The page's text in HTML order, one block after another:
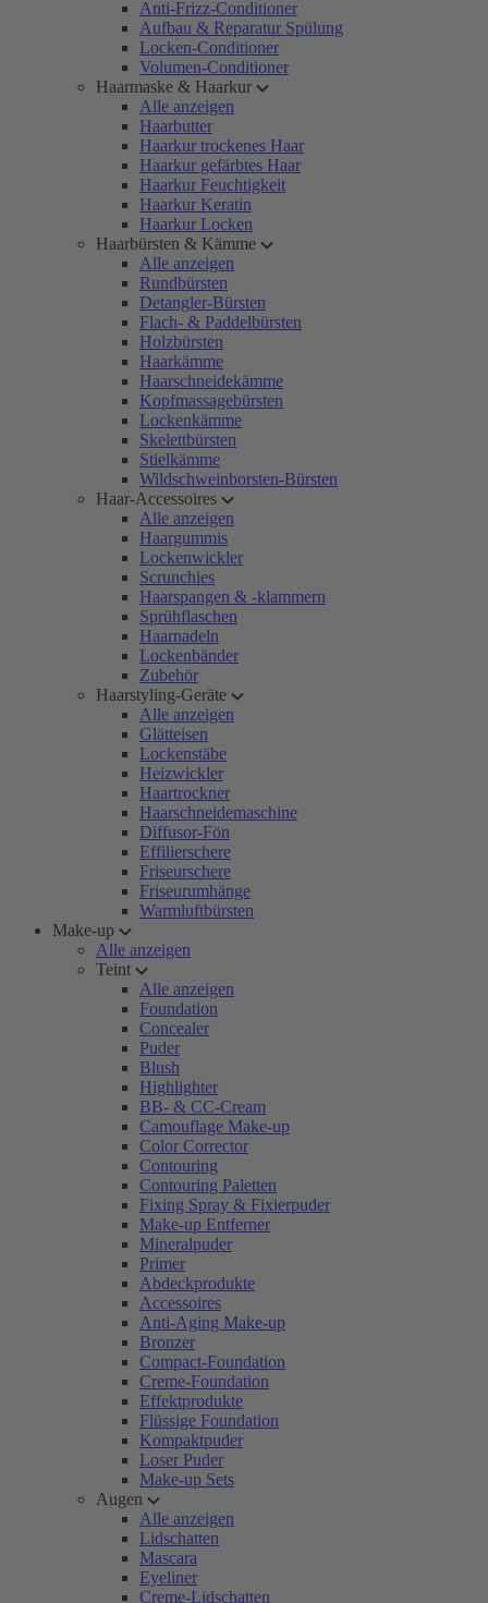
Anti-Frizz-Conditioner
Aufbau & Reparatur Spülung
Locken-Conditioner
Volumen-Conditioner
Haarmaske & Haarkur
Alle anzeigen
Haarbutter
Haarkur trockenes Haar
Haarkur gefärbtes Haar
Haarkur Feuchtigkeit
Haarkur Keratin
Haarkur Locken
Haarbürsten & Kämme
Alle anzeigen
Rundbürsten
Detangler-Bürsten
Flach- & Paddelbürsten
Holzbürsten
Haarkämme
Haarschneidekämme
Kopfmassagebürsten
Lockenkämme
Skelettbürsten
Stielkämme
Wildschweinborsten-Bürsten
Haar-Accessoires
Alle anzeigen
Haargummis
Lockenwickler
Scrunchies
Haarspangen & -klammern
Sprühflaschen
Haarnadeln
Lockenbänder
Zubehör
Haarstyling-Geräte
Alle anzeigen
Glätteisen
Lockenstäbe
Heizwickler
Haartrockner
Haarschneidemaschine
Diffusor-Fön
Effilierschere
Friseurschere
Friseurumhänge
Warmluftbürsten
Make-up
Alle anzeigen
Teint
Alle anzeigen
Foundation
Concealer
Puder
Blush
Highlighter
BB- & CC-Cream
Camouflage Make-up
Color Corrector
Contouring
Contouring Paletten
Fixing Spray & Fixierpuder
Make-up Entferner
Mineralpuder
Primer
Abdeckprodukte
Accessoires
Anti-Aging Make-up
Bronzer
Compact-Foundation
Creme-Foundation
Effektprodukte
Flüssige Foundation
Kompaktpuder
Loser Puder
Make-up Sets
Augen
Alle anzeigen
Lidschatten
Mascara
Eyeliner
Creme-Lidschatten